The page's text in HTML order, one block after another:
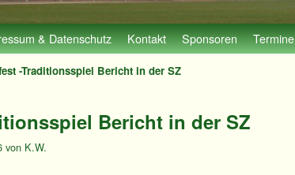
& Datenschutz Kontakt Sponsoren Termine
-Traditionsspiel Bericht in der SZ
Bericht in der SZ
von K.W.